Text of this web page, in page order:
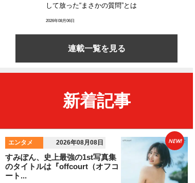
して放った“まさかの質問”とは
2026年08月06日
連載一覧を見る
新着記事
エンタメ 2026年08月08日
すみぽん、史上最強の1st写真集
のタイトルは『offcourt（オフコ
ート...
NEW!